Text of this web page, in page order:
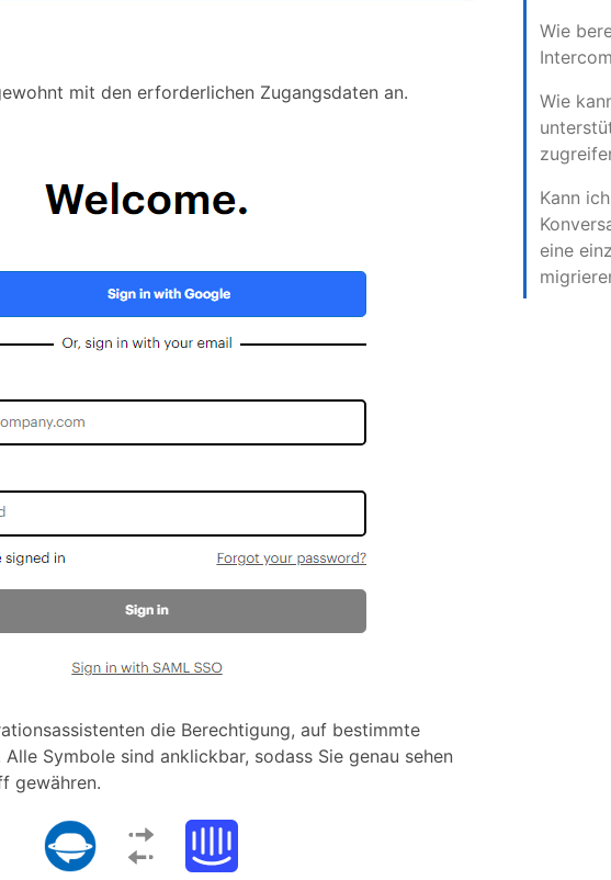
mit den erforderlichen Zugangsdaten an.
die Berechtigung, auf bestimmte
Symbole sind anklickbar, sodass Sie genau sehen
gewähren.
Wie
Wie
Kann
eine